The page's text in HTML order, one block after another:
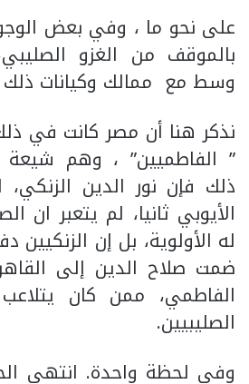
على نحو ما ، وفي بعض
بالموقف من الغزو
وسط مع ممالك وكيانات ذلك
نذكر هنا أن مصر كانت في
” الفاطميين” ، وهم شيعة
ذلك فإن نور الدين
الأيوبي ثانيا، لم يتعبر ان
له الأولوية، بل إن الزنكيين
ضمت صلاح الدين إلى
الفاطمي، ممن كان
الصليبيين.
وفي لحظة واحدة. انتهى